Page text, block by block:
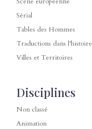
Sérial
Tables des Hommes
Traductions dans l'histoire
Villes et Territoires
Disciplines
Non classé
Animation